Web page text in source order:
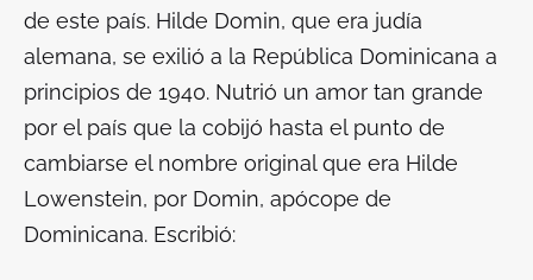
de este país. Hilde Domin, que era judía
alemana, se exilió a la República Dominicana a
principios de 1940. Nutrió un amor tan grande
por el país que la cobijó hasta el punto de
cambiarse el nombre original que era Hilde
Lowenstein, por Domin, apócope de
Dominicana. Escribió: